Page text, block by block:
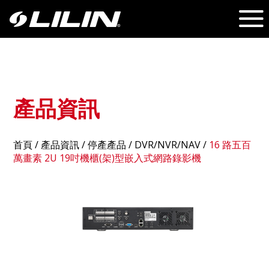
產品資訊
首頁/產品資訊/ 停產產品 / DVR/NVR/NAV/ 16 路五百
萬畫素 2U 19吋機櫃(架)型嵌入式網路錄影機